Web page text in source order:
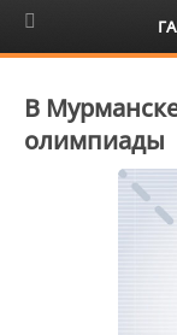
6+
В
олимпиады